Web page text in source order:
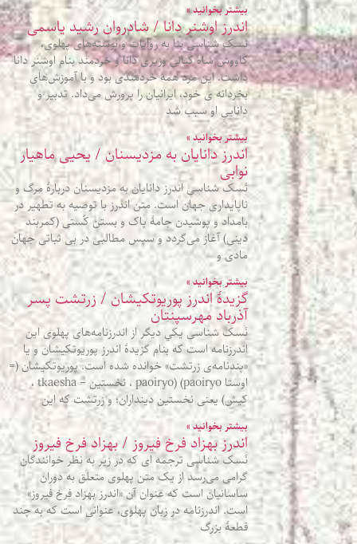
بیشتر بخوانید »
اندرز اوشنر دانا / شادروان رشید یاسمی
نَسک شناسی بنا به روایات و نوشته‌های پهلوی،
کاووس شاه کیانی وزیری دانا و خردمند بنام اوشنر دانا
داشت. این مرد همه خردمندی بود و با آموزش‌های
بخردانه ی خود، ایرانیان را پرورش می‌داد. تدبیر و
داناییِ او سبب شد
بیشتر بخوانید »
اندرز دانایان به مزدیسنان / یحیی ماهیار
نوابی
نَسک شناسی اندرز دانایان به مزدیسنان دربارهٔ مرگ و
ناپایداری جهان است. متن اندرز با توصیه به تطهیر در
بامداد و پوشیدن جامهٔ پاک و بستن کُستی (کمربند
دینی) آغاز می‌گردد و سپس مطالبی در بی‌ ثباتی جهان
مادی و
بیشتر بخوانید »
گزيدۀ اندرز پوريوتکيشان / زرتشت پسر
آذرباد مهرسپنتان
نَسک شناسی يکي ديگر از اندرزنامه‌های پهلوی اين
اندرزنامه است که بنام گزيدۀ اندرز پوريوتکيشان و يا
«پندنامه‌ی زرتشت» خوانده شده است. پوريوتکيشان (=
اوستا paoiryo) (paoiryo ، نخستين – tkaesha ،
کيش) يعنی نخستين دينداران؛ و زرتشت که اين
بیشتر بخوانید »
اندرز بهزاد فرخ فیروز / بهزاد فرخ فیروز
نَسک شناسی ترجمه ای که در زیر به نظر خوانندگان
گرامی می‌رسد از یک متن پهلوی متعلق به دوران
ساسانیان است که عنوان آن «اندرز بهزاد فرخ فیروز»
است. اندرزنامه در زبان پهلوی، عنوانی است که به چند
قطعۀ بزرگ